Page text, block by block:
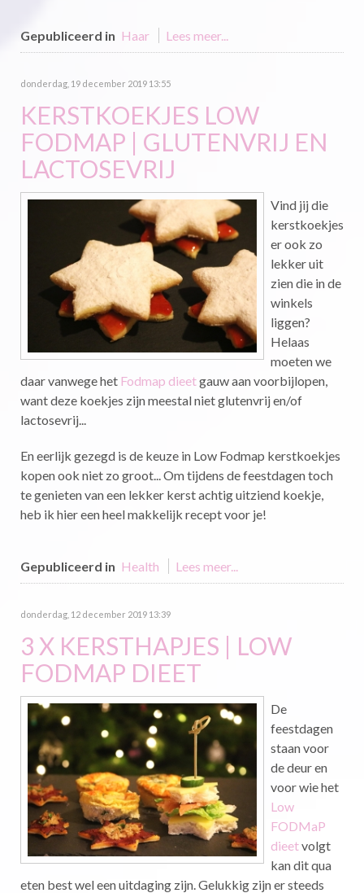
Gepubliceerd in Haar Lees meer...
donderdag, 19 december 2019 13:55
KERSTKOEKJES LOW
FODMAP | GLUTENVRIJ EN
LACTOSEVRIJ
Vind jij die
kerstkoekjes
er ook zo
lekker uit
zien die in de
winkels
liggen?
Helaas
moeten we
daar vanwege het Fodmap dieetgauw aan voorbijlopen,
want deze koekjes zijn meestal niet glutenvrij en/of
lactosevrij...
En eerlijk gezegd is de keuze in Low Fodmap kerstkoekjes
kopen ook niet zo groot... Om tijdens de feestdagen toch
te genieten van een lekker kerst achtig uitziend koekje,
heb ik hier een heel makkelijk recept voor je!
Gepubliceerd in Health Lees meer...
donderdag, 12 december 2019 13:39
3 X KERSTHAPJES | LOW
FODMAP DIEET
De
feestdagen
staan voor
de deur en
voor wie het
Low
FODMaP
dieetvolgt
kan dit qua
eten best wel een uitdaging zijn. Gelukkig zijn er steeds